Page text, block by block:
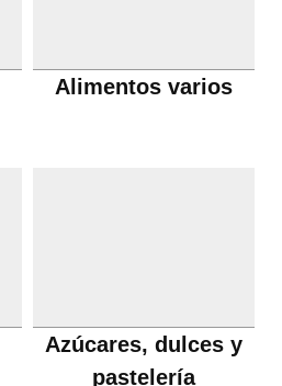
Alimentos varios
Azúcares, dulces y
pastelería